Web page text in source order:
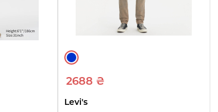
2688 ₴
Levi's